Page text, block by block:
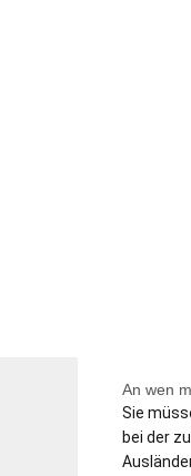
An wen
Sie
bei der